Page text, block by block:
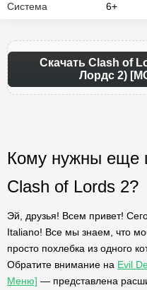
Система 6+
Скачать Clash of
Лордс 2)
Кому нужны еще
Clash of Lords 2?
Эй, друзья! Всем привет!
Italiano! Все мы знаем, что
просто похлебка из одного
Обратите внимание на Evil
Меню] — представлена